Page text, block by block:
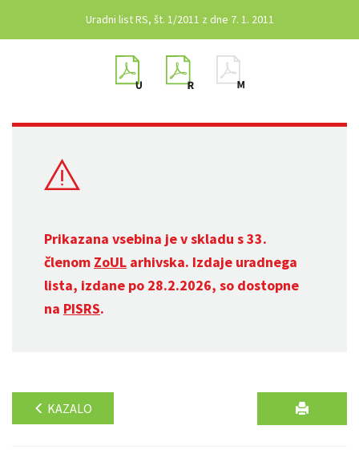
Uradni list RS, št. 1/2011 z dne 7. 1. 2011
Prikazana vsebina je v skladu s 33.
členom ZoUL arhivska. Izdaje uradnega
lista, izdane po 28.2.2026, so dostopne
na PISRS.
KAZALO